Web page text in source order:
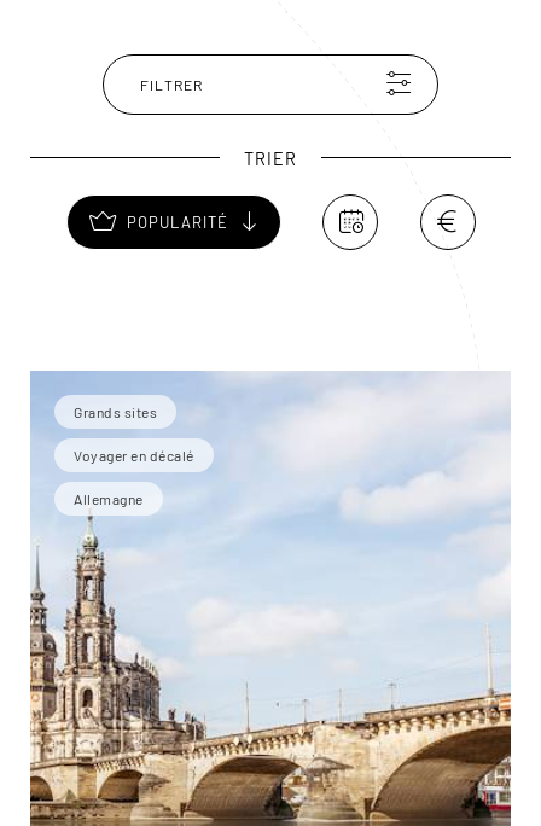
la « Reiche Zeche », une mine désaffectée retraçant
l'aventure minière de la ville.
FILTRER
TRIER
POPULARITÉ
Grands sites
Voyager en décalé
Allemagne